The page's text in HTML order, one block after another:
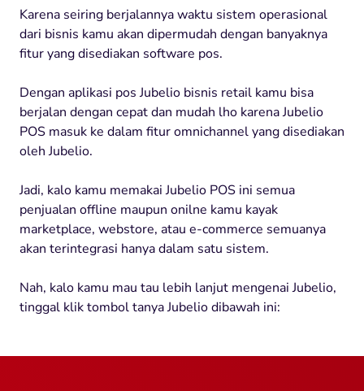
Karena seiring berjalannya waktu sistem operasional
dari bisnis kamu akan dipermudah dengan banyaknya
fitur yang disediakan software pos.
Dengan aplikasi pos Jubelio bisnis retail kamu bisa
berjalan dengan cepat dan mudah lho karena Jubelio
POS masuk ke dalam fitur omnichannel yang disediakan
oleh Jubelio.
Jadi, kalo kamu memakai Jubelio POS ini semua
penjualan offline maupun onilne kamu kayak
marketplace, webstore, atau e-commerce semuanya
akan terintegrasi hanya dalam satu sistem.
Nah, kalo kamu mau tau lebih lanjut mengenai Jubelio,
tinggal klik tombol tanya Jubelio dibawah ini: